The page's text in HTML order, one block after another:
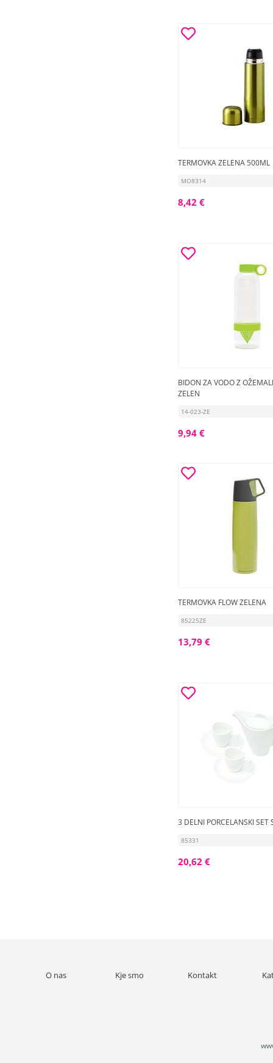
TERMOVKA ZELENA 500ML
MO8314
8,42 €
BIDON ZA VODO Z
ZELEN
14-023-ZE
9,94 €
TERMOVKA FLOW ZELENA
85225ZE
13,79 €
3 DELNI PORCELANSKI SET
85331
20,62 €
O nas Kje smo Kontakt